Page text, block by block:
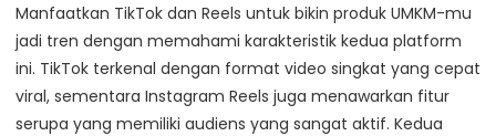
Manfaatkan TikTok dan Reels untuk bikin produk UMKM-mu
jadi tren dengan memahami karakteristik kedua platform
ini. TikTok terkenal dengan format video singkat yang cepat
viral, sementara Instagram Reels juga menawarkan fitur
serupa yang memiliki audiens yang sangat aktif. Kedua